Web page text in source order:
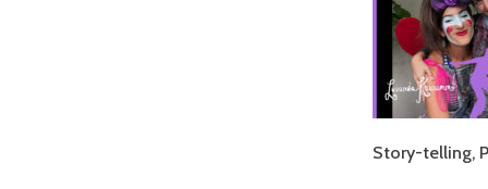
IM
@
Story-telling,